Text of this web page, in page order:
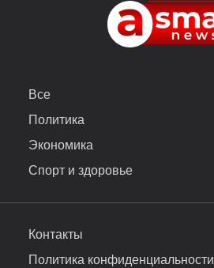
Все
Политика
Экономика
Спорт и здоровье
Контакты
Политика конфиденциальности